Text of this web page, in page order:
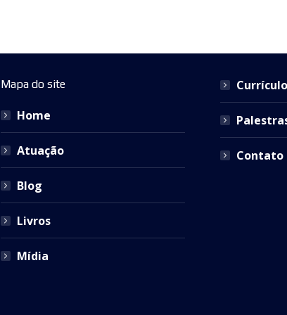
Mapa do site
Home
Atuação
Blog
Livros
Mídia
Contato